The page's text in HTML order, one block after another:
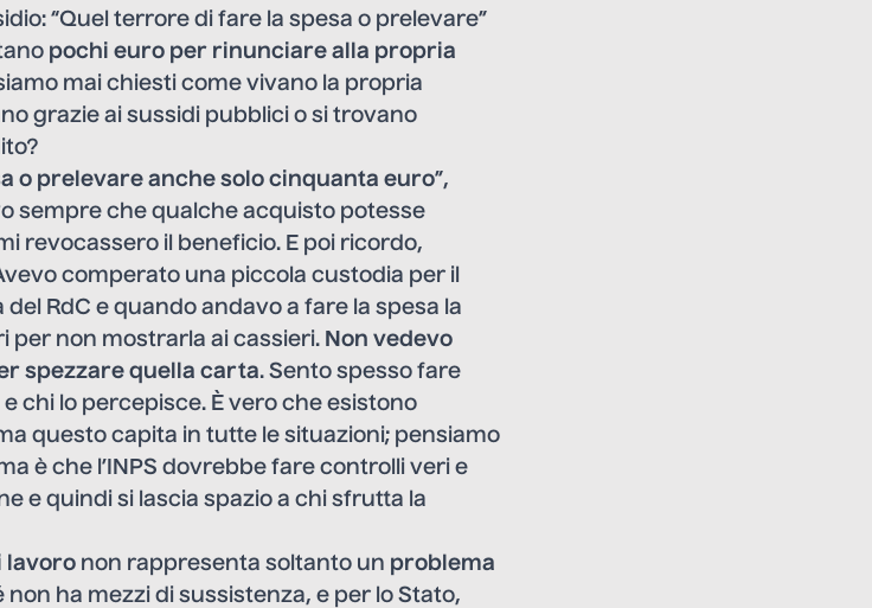
“Quel terrore di fare la spesa o prelevare”
pochi euro per rinunciare alla propria
mai chiesti come vivano la propria
grazie ai sussidi pubblici o si trovano
o prelevare anche solo cinquanta euro”,
sempre che qualche acquisto potesse
revocassero il beneficio. E poi ricordo,
comperato una piccola custodia per il
RdC e quando andavo a fare la spesa la
per non mostrarla ai cassieri. Non vedevo
spezzare quella carta. Sento spesso fare
chi lo percepisce. È vero che esistono
questo capita in tutte le situazioni; pensiamo
è che l’INPS dovrebbe fare controlli veri e
e quindi si lascia spazio a chi sfrutta la
lavoro non rappresenta soltanto un problema
ha mezzi di sussistenza, e per lo Stato,